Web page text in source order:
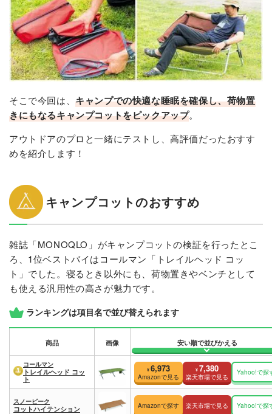
そこで今回は、キャンプでの快適な睡眠を確保し、荷物置
きにもなるキャンプコットをピックアップ。
アウトドアのプロと一緒にテストし、高評価だったおすす
めを紹介します！
キャンプコットのおすすめ
雑誌「MONOQLO」がキャンプコットの検証を行ったとこ
ろ、1位ベストバイはコールマン「トレイルヘッド コッ
ト」でした。寝るとき以外にも、荷物置きやベンチとして
も使える汎用性の高さが魅力です。
ランキングは項目名で並び替えられます
商品 画像 安い順で並びかえる
コールマン
トレイルヘッド コッ
ト
¥ 6,973
Amazonで見る
¥ 7,380
楽天市場で見る
Yahoo!で探
スノーピーク
コットハイテンション Amazonで探す 楽天市場で見る Yahoo!で探